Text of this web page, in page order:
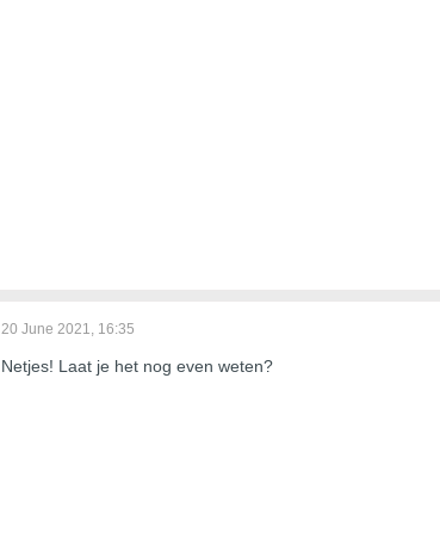
20 June 2021, 16:35
Netjes! Laat je het nog even weten?